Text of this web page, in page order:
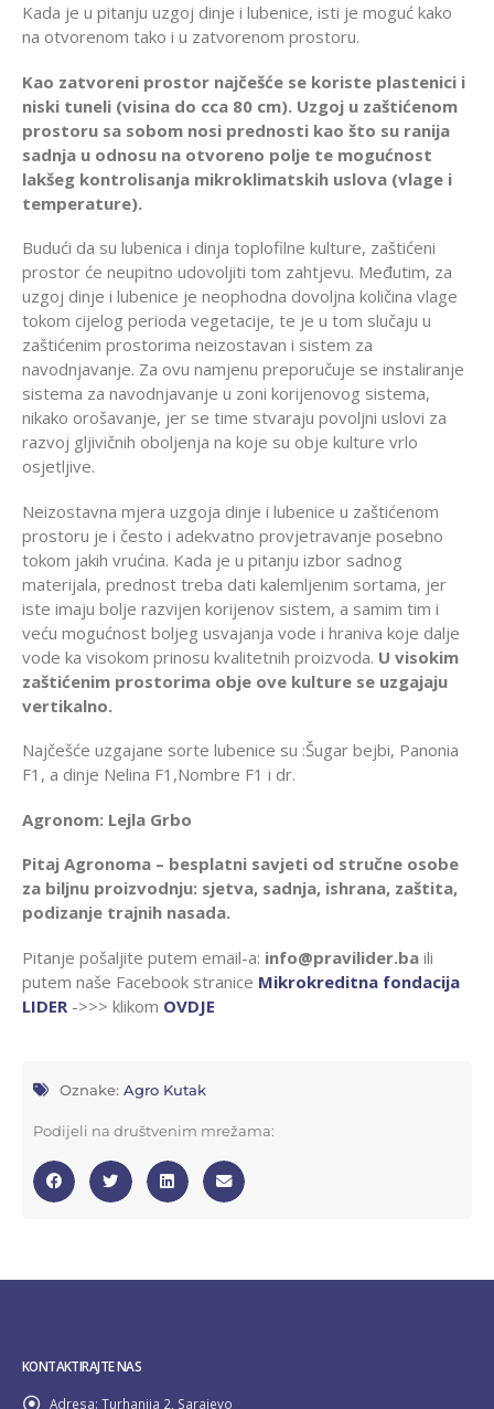
Kada je u pitanju uzgoj dinje i lubenice, isti je moguć kako
na otvorenom tako i u zatvorenom prostoru.
Kao zatvoreni prostor najčešće se koriste plastenici i
niski tuneli (visina do cca 80 cm). Uzgoj u zaštićenom
prostoru sa sobom nosi prednosti kao što su ranija
sadnja u odnosu na otvoreno polje te mogućnost
lakšeg kontrolisanja mikroklimatskih uslova (vlage i
temperature).
Budući da su lubenica i dinja toplofilne kulture, zaštićeni
prostor će neupitno udovoljiti tom zahtjevu. Međutim, za
uzgoj dinje i lubenice je neophodna dovoljna količina vlage
tokom cijelog perioda vegetacije, te je u tom slučaju u
zaštićenim prostorima neizostavan i sistem za
navodnjavanje. Za ovu namjenu preporučuje se instaliranje
sistema za navodnjavanje u zoni korijenovog sistema,
nikako orošavanje, jer se time stvaraju povoljni uslovi za
razvoj gljivičnih oboljenja na koje su obje kulture vrlo
osjetljive.
Neizostavna mjera uzgoja dinje i lubenice u zaštićenom
prostoru je i često i adekvatno provjetravanje posebno
tokom jakih vrućina. Kada je u pitanju izbor sadnog
materijala, prednost treba dati kalemljenim sortama, jer
iste imaju bolje razvijen korijenov sistem, a samim tim i
veću mogućnost boljeg usvajanja vode i hraniva koje dalje
vode ka visokom prinosu kvalitetnih proizvoda. U visokim
zaštićenim prostorima obje ove kulture se uzgajaju
vertikalno.
Najčešće uzgajane sorte lubenice su :Šugar bejbi, Panonia
F1, a dinje Nelina F1,Nombre F1 i dr.
Agronom: Lejla Grbo
Pitaj Agronoma – besplatni savjeti od stručne osobe
za biljnu proizvodnju: sjetva, sadnja, ishrana, zaštita,
podizanje trajnih nasada.
Pitanje pošaljite putem email-a: info@pravilider.ba ili
putem naše Facebook stranice Mikrokreditna fondacija
LIDER ->>> klikom OVDJE
Oznake: Agro Kutak
Podijeli na društvenim mrežama:
KONTAKTIRAJTE NAS
Adresa: Turhanija 2, Sarajevo